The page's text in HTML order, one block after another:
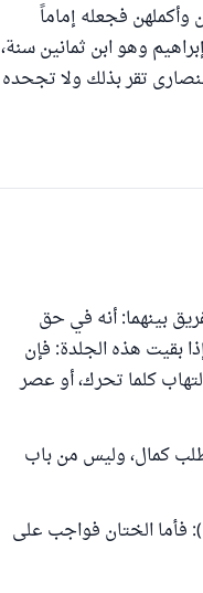
وأكملهن فجعله إماماً
وهو ابن ثمانين سنة،
تقر بذلك ولا تجحده
بينهما: أنه في حق
بقيت هذه الجلدة: فإن
كلما تحرك، أو عصر
طلب كمال، وليس من باب
وهذا هو مذهب الإمام أحمد رحمه الله. قال ابن قدامة في المغني (1/115): فأما الختان فواجب على